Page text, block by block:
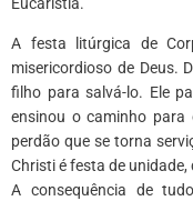
A festa litúrgica de
misericordioso de Deus.
filho para salvá-lo. Ele
ensinou o caminho para
perdão que se torna
Christi é festa de
A consequência de